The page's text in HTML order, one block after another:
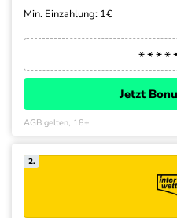
Min. Einzahlung: 1€
Jetzt
AGB gelten, 18+
2.